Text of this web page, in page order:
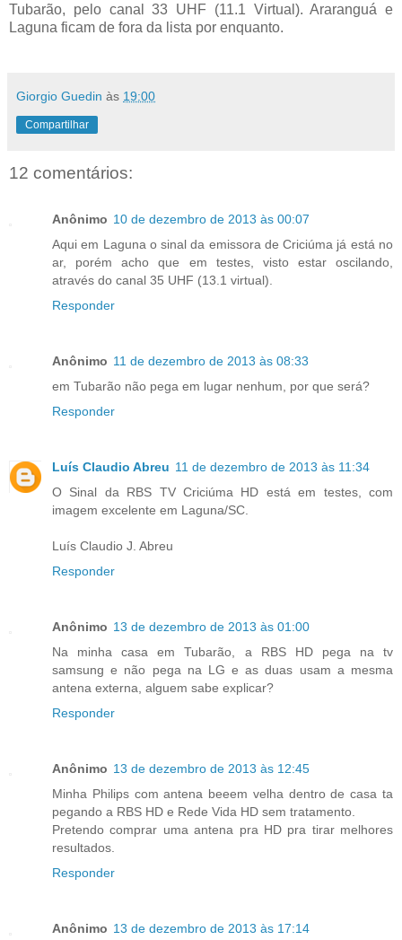
Tubarão, pelo canal 33 UHF (11.1 Virtual). Araranguá e
Laguna ficam de fora da lista por enquanto.
Giorgio Guedin às 19:00
Compartilhar
12 comentários:
Anônimo 10 de dezembro de 2013 às 00:07
Aqui em Laguna o sinal da emissora de Criciúma já está no
ar, porém acho que em testes, visto estar oscilando,
através do canal 35 UHF (13.1 virtual).
Responder
Anônimo 11 de dezembro de 2013 às 08:33
em Tubarão não pega em lugar nenhum, por que será?
Responder
Luís Claudio Abreu 11 de dezembro de 2013 às 11:34
O Sinal da RBS TV Criciúma HD está em testes, com
imagem excelente em Laguna/SC.
Luís Claudio J. Abreu
Responder
Anônimo 13 de dezembro de 2013 às 01:00
Na minha casa em Tubarão, a RBS HD pega na tv
samsung e não pega na LG e as duas usam a mesma
antena externa, alguem sabe explicar?
Responder
Anônimo 13 de dezembro de 2013 às 12:45
Minha Philips com antena beeem velha dentro de casa ta
pegando a RBS HD e Rede Vida HD sem tratamento.
Pretendo comprar uma antena pra HD pra tirar melhores
resultados.
Responder
Anônimo 13 de dezembro de 2013 às 17:14